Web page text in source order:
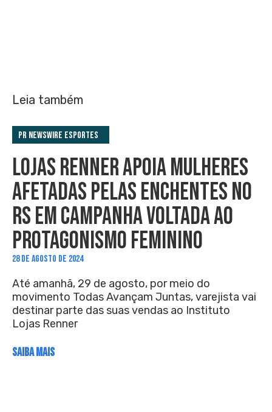
Leia também
PR Newswire Esportes
LOJAS RENNER APOIA MULHERES
AFETADAS PELAS ENCHENTES NO
RS EM CAMPANHA VOLTADA AO
PROTAGONISMO FEMININO
28 DE AGOSTO DE 2024
Até amanhã, 29 de agosto, por meio do
movimento Todas Avançam Juntas, varejista vai
destinar parte das suas vendas ao Instituto
Lojas Renner
SAIBA MAIS